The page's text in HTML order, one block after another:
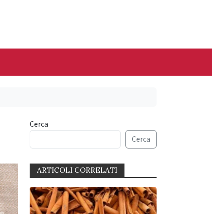
Cerca
Cerca
ARTICOLI CORRELATI